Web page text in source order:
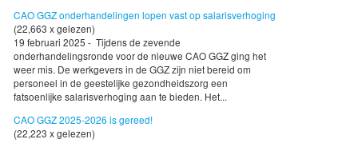
CAO GGZ onderhandelingen lopen vast op salarisverhoging
(22,663 x gelezen)
19 februari 2025 - Tijdens de zevende
onderhandelingsronde voor de nieuwe CAO GGZ ging het
weer mis. De werkgevers in de GGZ zijn niet bereid om
personeel in de geestelijke gezondheidszorg een
fatsoenlijke salarisverhoging aan te bieden. Het...
CAO GGZ 2025-2026 is gereed!
(22,223 x gelezen)